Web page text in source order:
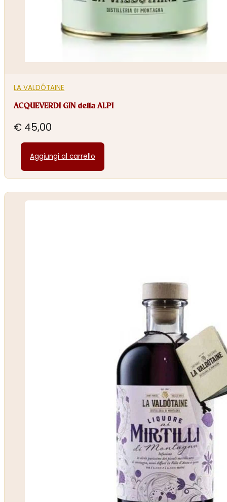
LA VALDÔTAINE
ACQUEVERDI GIN della ALPI
€ 45,00
Aggiungi al carrello